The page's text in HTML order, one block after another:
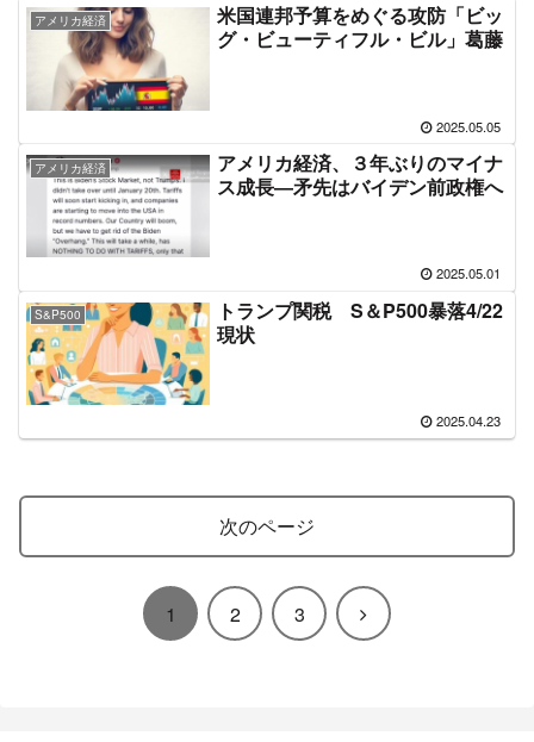
アメリカ経済
米国連邦予算をめぐる攻防「ビッ
グ・ビューティフル・ビル」葛藤
2025.05.05
アメリカ経済
アメリカ経済、３年ぶりのマイナ
ス成長―矛先はバイデン前政権へ
2025.05.01
S&P500
トランプ関税 S＆P500暴落4/22
現状
2025.04.23
次のページ
1 2 3
次